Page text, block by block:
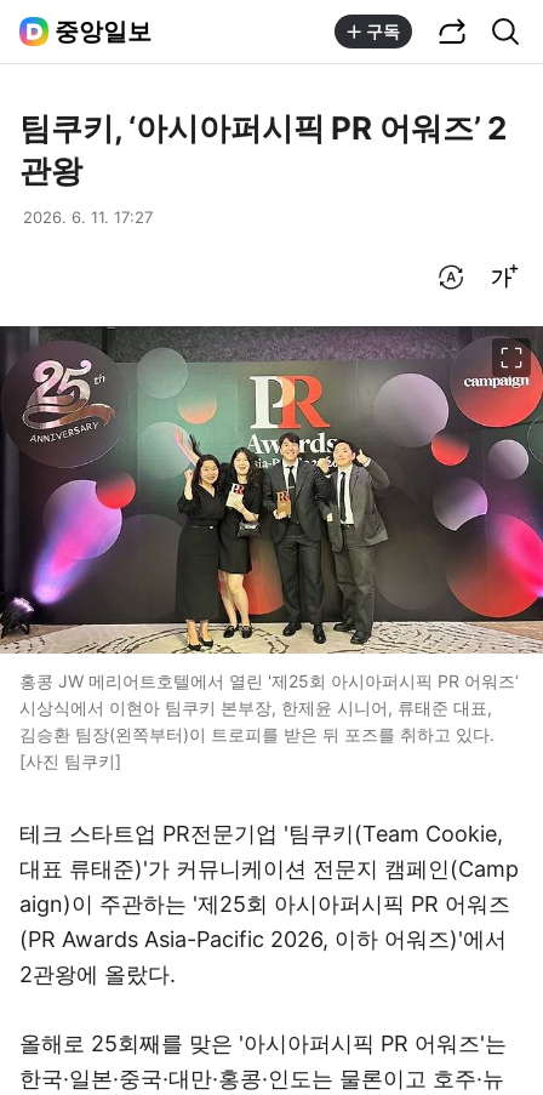
중앙일보 구독
팀쿠키, ‘아시아퍼시픽 PR 어워즈’ 2
관왕
2026. 6. 11. 17:27
홍콩 JW 메리어트호텔에서 열린 '제25회 아시아퍼시픽 PR 어워즈‘
시상식에서 이현아 팀쿠키 본부장, 한제윤 시니어, 류태준 대표,
김승환 팀장(왼쪽부터)이 트로피를 받은 뒤 포즈를 취하고 있다.
[사진 팀쿠키]
테크 스타트업 PR전문기업 '팀쿠키(Team Cookie,
대표 류태준)'가 커뮤니케이션 전문지 캠페인(Camp
aign)이 주관하는 '제25회 아시아퍼시픽 PR 어워즈
(PR Awards Asia-Pacific 2026, 이하 어워즈)'에서
2관왕에 올랐다.
올해로 25회째를 맞은 '아시아퍼시픽 PR 어워즈'는
한국·일본·중국·대만·홍콩·인도는 물론이고 호주·뉴